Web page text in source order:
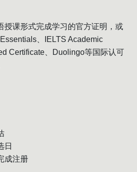
授课形式完成学习的官方证明，或
、IELTS Academic
Certificate、Duolingo等国际认可
日
成注册